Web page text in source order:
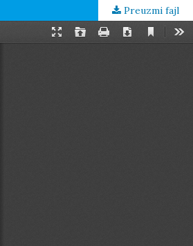
Preuzmi fajl